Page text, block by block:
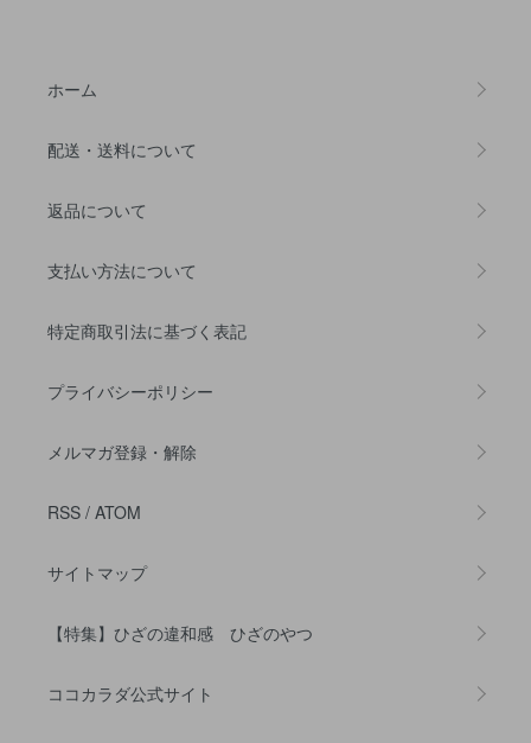
ホーム
配送・送料について
返品について
支払い方法について
特定商取引法に基づく表記
プライバシーポリシー
メルマガ登録・解除
RSS / ATOM
サイトマップ
【特集】ひざの違和感 ひざのやつ
ココカラダ公式サイト